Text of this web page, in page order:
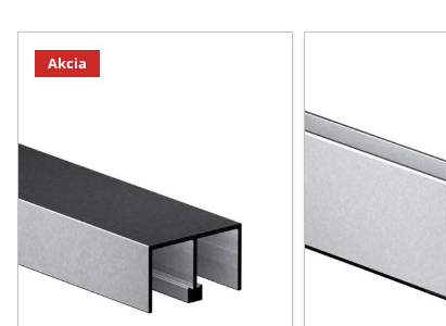
Akcia